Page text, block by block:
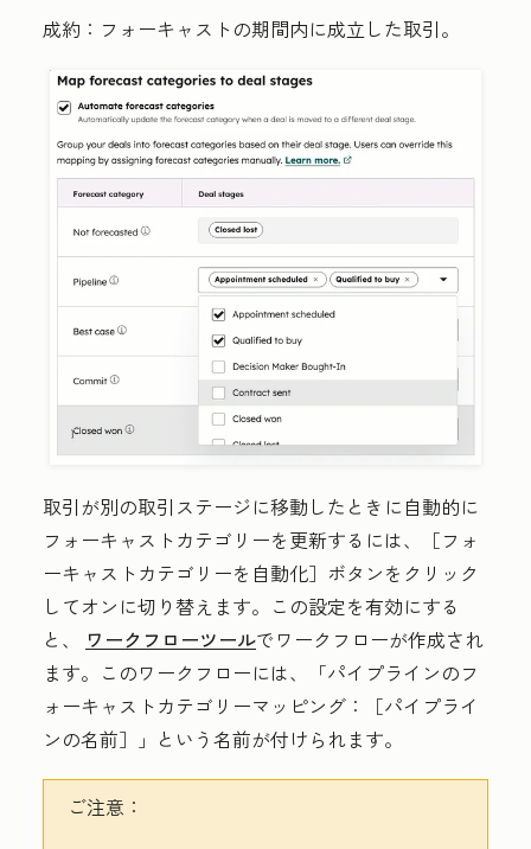
成約： フォーキャストの期間内に成立した取引。
取引が別の取引ステージに移動したときに自動的に
フォーキャストカテゴリーを更新するには、［フォ
ーキャストカテゴリーを自動化］ ボタンをクリック
してオンに切り替えます。この設定を有効にする
と、 ワークフローツールでワークフローが作成され
ます。このワークフローには、「パイプラインのフ
ォーキャストカテゴリーマッピング：［パイプライ
ンの名前］
」という名前が付けられます。
ご注意：